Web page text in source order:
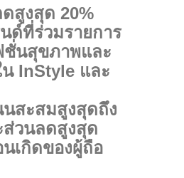
สูงสุด 20%
ด์ที่ร่วมรายการ
นสุขภาพและ
น InStyle และ
สะสมสูงสุดถึง
ส่วนลดสูงสุด
นเกิดของผู้ถือ